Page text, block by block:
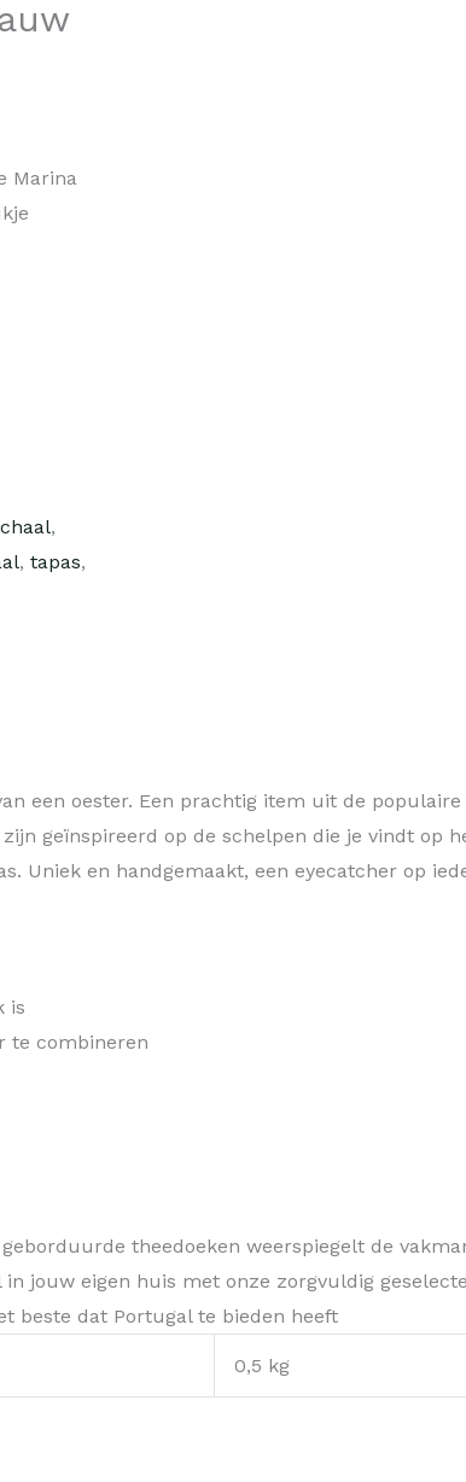
Marina
,
, tapas,
een oester. Een prachtig item uit de
geïnspireerd op de schelpen die je vindt op
Uniek en handgemaakt, een eyecatcher op
is
te combineren
theedoeken weerspiegelt de
jouw eigen huis met onze zorgvuldig
beste dat Portugal te bieden heeft
0,5 kg